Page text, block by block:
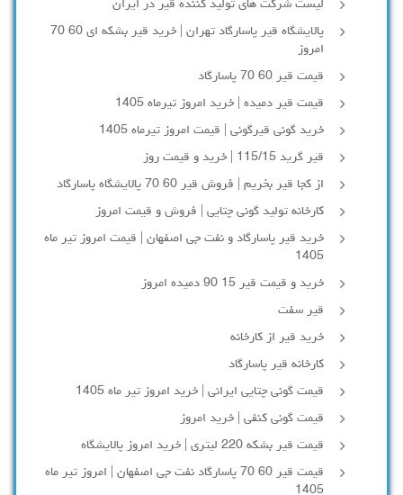
لیست شرکت های تولید کننده قیر در ایران
پالایشگاه قیر پاسارگاد تهران | خرید قیر بشکه ای 60 70
امروز
قیمت قیر 60 70 پاسارگاد
قیمت قیر دمیده | خرید امروز تیرماه 1405
خرید گونی قیرگونی | قیمت امروز تیرماه 1405
قیر گرید 115/15 | خرید و قیمت روز
از کجا قیر بخریم | فروش قیر 60 70 پالایشگاه پاسارگاد
کارخانه تولید گونی چتایی | فروش و قیمت امروز
خرید قیر پاسارگاد و نفت جی اصفهان | قیمت امروز تیر ماه
1405
خرید و قیمت قیر 15 90 دمیده امروز
قیر سفت
خرید قیر از کارخانه
کارخانه قیر پاسارگاد
قیمت گونی چتایی ایرانی | خرید امروز تیر ماه 1405
قیمت گونی کنفی | خرید امروز
قیمت قیر بشکه 220 لیتری | خرید امروز پالایشگاه
قیمت قیر 60 70 پاسارگاد نفت جی اصفهان | امروز تیر ماه
1405